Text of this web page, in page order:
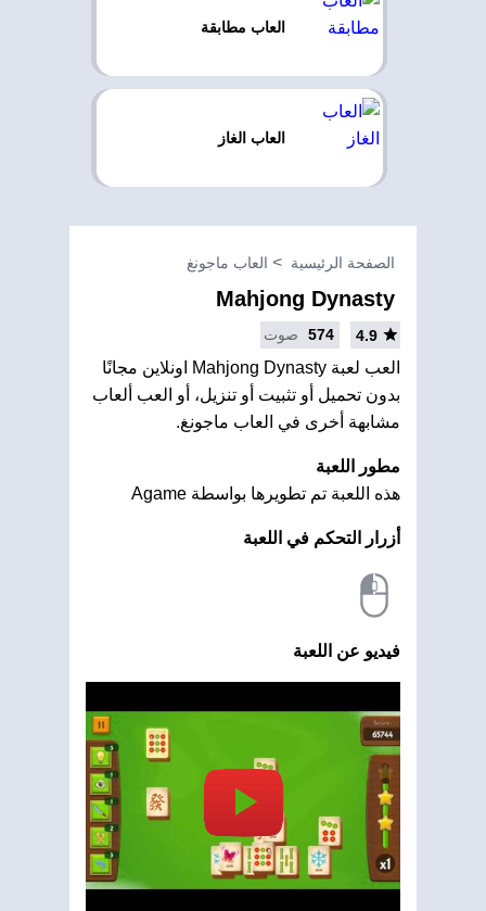
العاب مطابقة
العاب الغاز
الصفحة الرئيسية العاب ماجونغ
Mahjong Dynasty
4.9
574 صوت
العب لعبة Mahjong Dynasty اونلاين مجانًا
بدون تحميل أو تثبيت أو تنزيل، أو العب ألعاب
مشابهة أخرى في العاب ماجونغ.
مطور اللعبة
هذه اللعبة تم تطويرها بواسطة Agame
أزرار التحكم في اللعبة
فيديو عن اللعبة